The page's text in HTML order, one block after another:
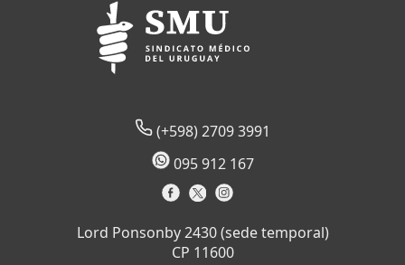
(+598) 2709 3991
095 912 167
Lord Ponsonby 2430 (sede temporal)
CP 11600